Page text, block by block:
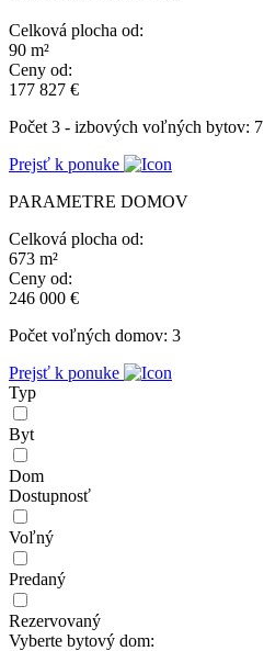
Celková plocha od:
90 m²
Ceny od:
177 827 €
Počet 3 - izbových voľných bytov: 7
Prejsť k ponuke
PARAMETRE DOMOV
Celková plocha od:
673 m²
Ceny od:
246 000 €
Počet voľných domov: 3
Prejsť k ponuke
Typ
Byt
Dom
Dostupnosť
Voľný
Predaný
Rezervovaný
Vyberte bytový dom: